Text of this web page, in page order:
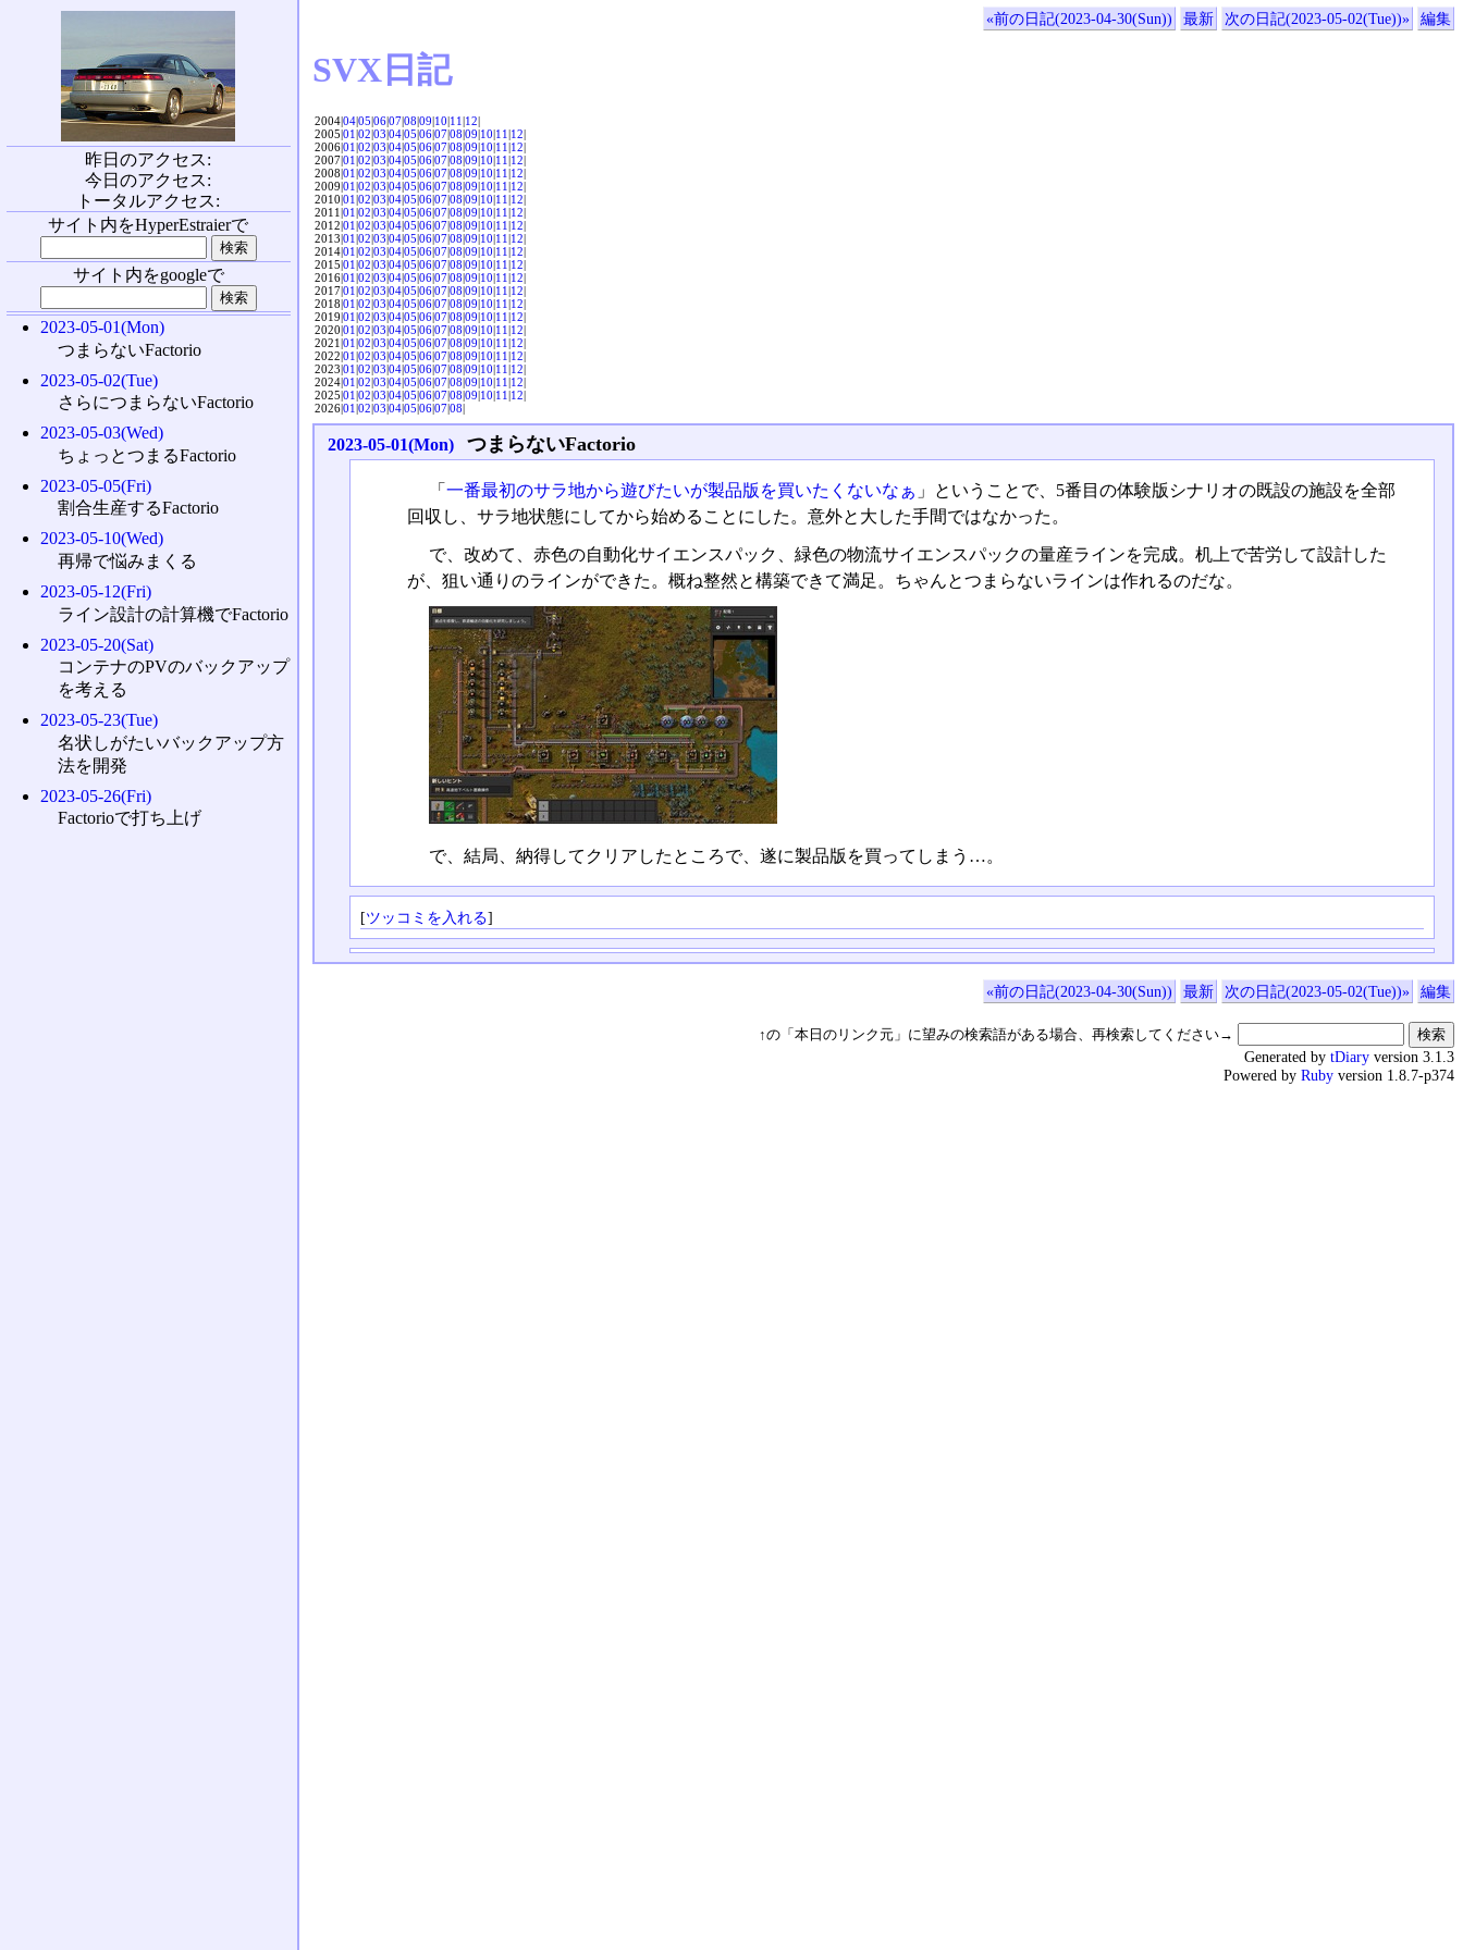
«前の日記(2023-04-30(Sun)) 最新 次の日記(2023-05-02(Tue))» 編集
SVX日記
2004|04|05|06|07|08|09|10|11|12|
2005|01|02|03|04|05|06|07|08|09|10|11|12|
2006|01|02|03|04|05|06|07|08|09|10|11|12|
2007|01|02|03|04|05|06|07|08|09|10|11|12|
2008|01|02|03|04|05|06|07|08|09|10|11|12|
2009|01|02|03|04|05|06|07|08|09|10|11|12|
2010|01|02|03|04|05|06|07|08|09|10|11|12|
2011|01|02|03|04|05|06|07|08|09|10|11|12|
2012|01|02|03|04|05|06|07|08|09|10|11|12|
2013|01|02|03|04|05|06|07|08|09|10|11|12|
2014|01|02|03|04|05|06|07|08|09|10|11|12|
2015|01|02|03|04|05|06|07|08|09|10|11|12|
2016|01|02|03|04|05|06|07|08|09|10|11|12|
2017|01|02|03|04|05|06|07|08|09|10|11|12|
2018|01|02|03|04|05|06|07|08|09|10|11|12|
2019|01|02|03|04|05|06|07|08|09|10|11|12|
2020|01|02|03|04|05|06|07|08|09|10|11|12|
2021|01|02|03|04|05|06|07|08|09|10|11|12|
2022|01|02|03|04|05|06|07|08|09|10|11|12|
2023|01|02|03|04|05|06|07|08|09|10|11|12|
2024|01|02|03|04|05|06|07|08|09|10|11|12|
2025|01|02|03|04|05|06|07|08|09|10|11|12|
2026|01|02|03|04|05|06|07|08|
2023-05-01(Mon) つまらないFactorio
「 一番最初のサラ地から遊びたいが製品版を買いたくないなぁ 」ということで、5番目の体験版シナリオの既設の施設を全部
回収し、サラ地状態にしてから始めることにした。意外と大した手間ではなかった。
で、改めて、赤色の自動化サイエンスパック、緑色の物流サイエンスパックの量産ラインを完成。机上で苦労して設計した
が、狙い通りのラインができた。概ね整然と構築できて満足。ちゃんとつまらないラインは作れるのだな。
で、結局、納得してクリアしたところで、遂に製品版を買ってしまう…。
[ツッコミを入れる]
«前の日記(2023-04-30(Sun)) 最新 次の日記(2023-05-02(Tue))» 編集
↑の「本日のリンク元」に望みの検索語がある場合、再検索してください→
昨日のアクセス:
今日のアクセス:
トータルアクセス:
サイト内をHyperEstraierで
サイト内をgoogleで
2023-05-01(Mon)
つまらないFactorio
2023-05-02(Tue)
さらにつまらないFactorio
2023-05-03(Wed)
ちょっとつまるFactorio
2023-05-05(Fri)
割合生産するFactorio
2023-05-10(Wed)
再帰で悩みまくる
2023-05-12(Fri)
ライン設計の計算機でFactorio
2023-05-20(Sat)
コンテナのPVのバックアップ
を考える
2023-05-23(Tue)
名状しがたいバックアップ方
法を開発
2023-05-26(Fri)
Factorioで打ち上げ
Generated by tDiary version 3.1.3
Powered by Ruby version 1.8.7-p374